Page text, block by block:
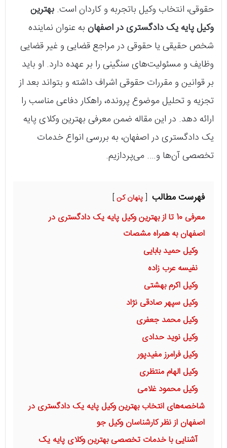
حقوقی، انتخاب وکیل باتجربه و کاردان است. بهترین
وکیل پایه یک دادگستری در اصفهان به عنوان نماینده
شخص حقیقی یا حقوقی در مراجع قضایی و غیر قضایی
وظایف و مسئولیت‌های سنگینی را بر عهده دارد. او باید
بر قوانین و مقررات حقوقی اشراف داشته و بتواند بعد از
تجزیه و تحلیل موضوع پرونده، راهکار دفاعی مناسب را
ارائه دهد. در این مقاله ضمن معرفی بهترین وکلای پایه
یک دادگستری در اصفهان، به بررسی انواع خدمات
تخصصی آن‌ها و…. می‌پردازیم.
فهرست مطالب پنهان کن
معرفی 10 تا از بهترین وکیل پایه یک دادگستری در
اصفهان به همراه مشصات
وکیل حمید بابایی
نفیسه عرب زاده
وکیل اکرم بهشتی
وکیل سپهر صادقی نژاد
وکیل محمد جعفری
وکیل نوید حدادی
وکیل فرامرز مفیدپور
وکیل الهام منتظری
وکیل محمود غلامی
شاخصه‌های انتخاب بهترین وکیل پایه یک دادگستری در
اصفهان از نظر کارشناسان وکیل جو
آشنایی با خدمات تخصصی بهترین وکلای پایه یک